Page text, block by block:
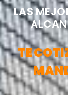
LAS
TE